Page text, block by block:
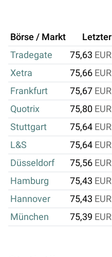
Börse / Markt Letzter
Tradegate
75,63 EUR
Xetra
75,66 EUR
Frankfurt
75,67 EUR
Quotrix
75,80 EUR
Stuttgart
75,64 EUR
L&S
75,64 EUR
Düsseldorf
75,56 EUR
Hamburg
75,43 EUR
Hannover
75,43 EUR
München
75,39 EUR